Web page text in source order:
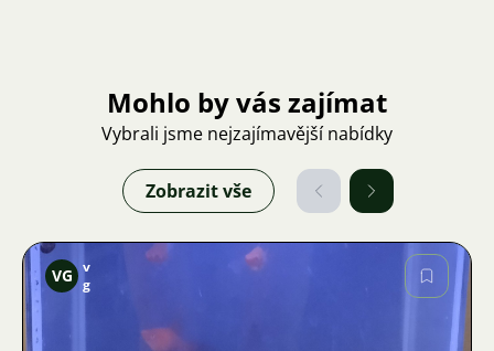
Mohlo by vás zajímat
Vybrali jsme nejzajímavější nabídky
Zobrazit vše
VG v
g